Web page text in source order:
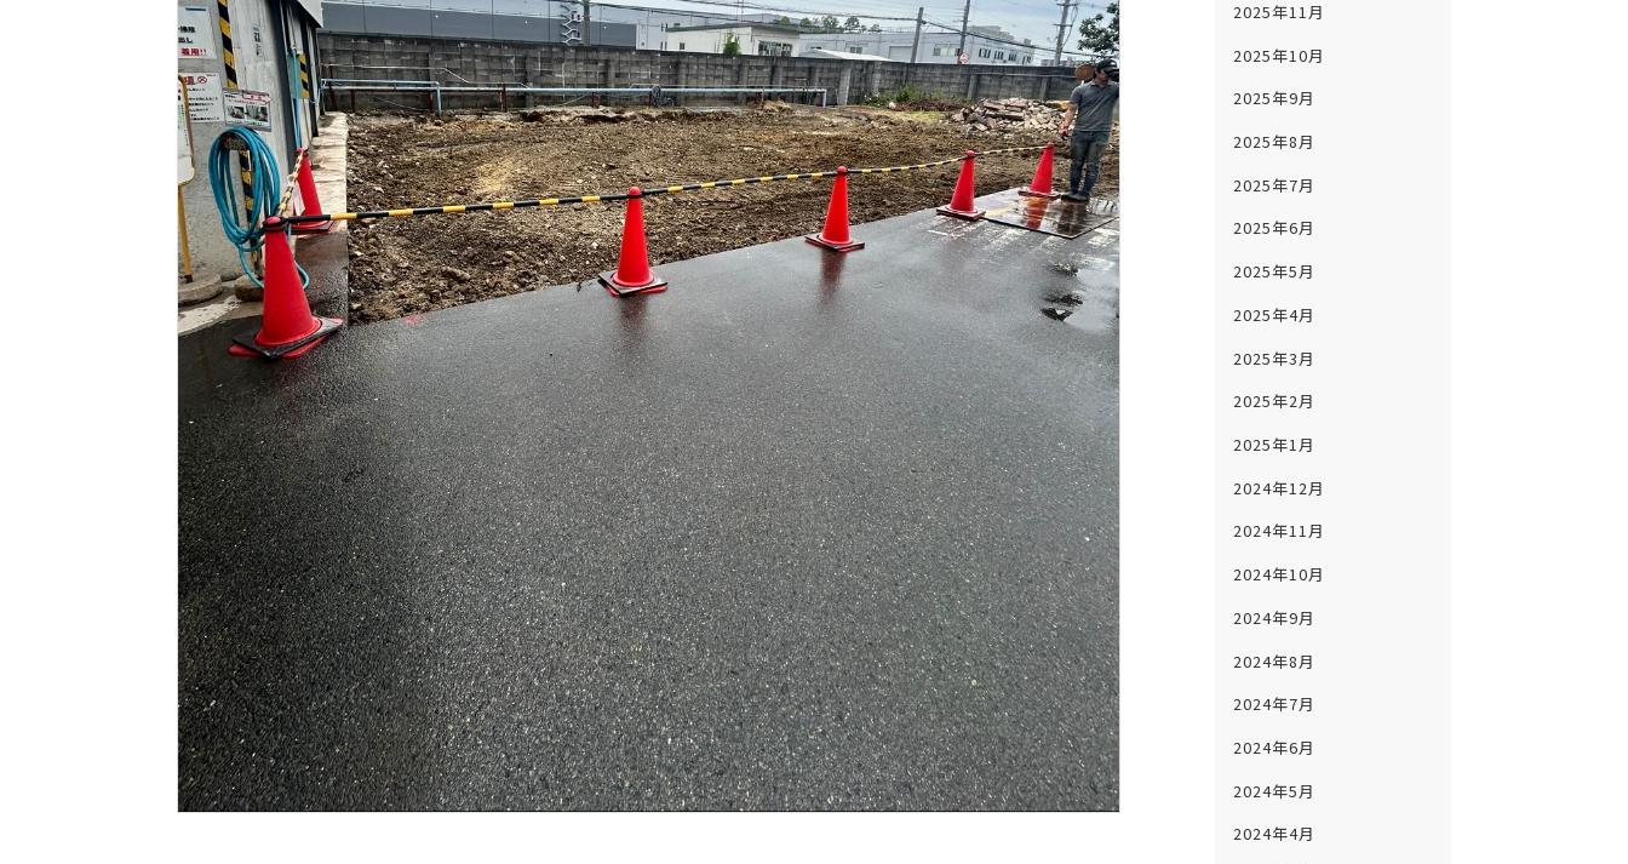
2025年11月
2025年10月
2025年9月
2025年8月
2025年7月
2025年6月
2025年5月
2025年4月
2025年3月
2025年2月
2025年1月
2024年12月
2024年11月
2024年10月
2024年9月
2024年8月
2024年7月
2024年6月
2024年5月
2024年4月